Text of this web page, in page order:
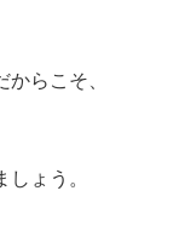
らこそ、
ょう。